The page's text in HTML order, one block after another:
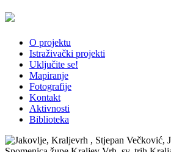
O projektu
Istraživački projekti
Uključite se!
Mapiranje
Fotografije
Kontakt
Aktivnosti
Biblioteka